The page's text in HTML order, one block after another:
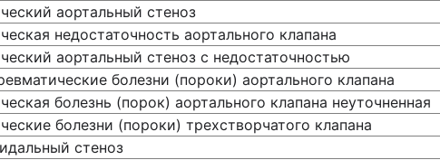
аортальный стеноз
недостаточность аортального клапана
аортальный стеноз с недостаточностью
болезни (пороки) аортального клапана
болезнь (порок) аортального клапана неуточненная
болезни (пороки) трехстворчатого клапана
стеноз